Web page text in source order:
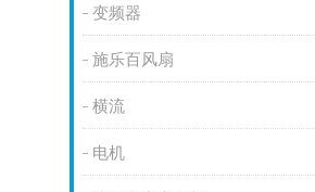
变频器
施乐百风扇
横流
电机